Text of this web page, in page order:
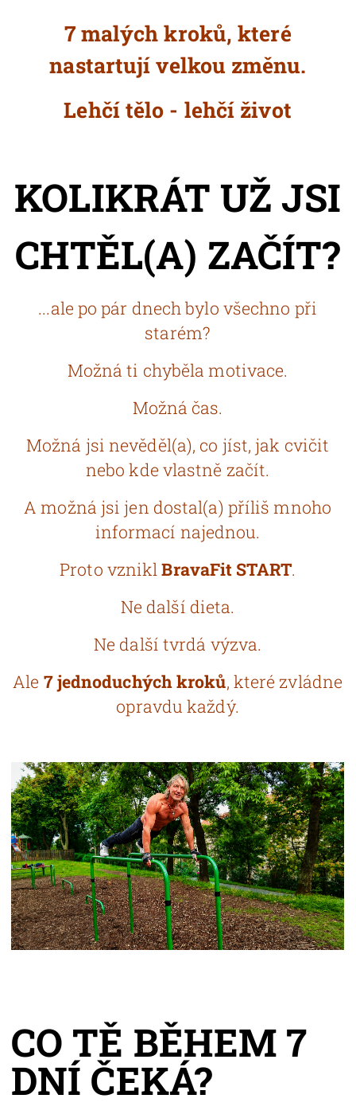
7 malých kroků, které
nastartují velkou změnu.
Lehčí tělo - lehčí život
KOLIKRÁT UŽ JSI
CHTĚL(A) ZAČÍT?
...ale po pár dnech bylo všechno při
starém?
Možná ti chyběla motivace.
Možná čas.
Možná jsi nevěděl(a), co jíst, jak cvičit
nebo kde vlastně začít.
A možná jsi jen dostal(a) příliš mnoho
informací najednou.
Proto vzniklBravaFit START.
Ne další dieta.
Ne další tvrdá výzva.
Ale 7 jednoduchých kroků, které zvládne
opravdu každý.
CO TĚ BĚHEM 7
DNÍ ČEKÁ?